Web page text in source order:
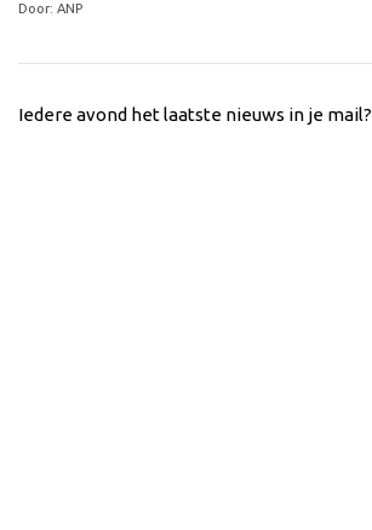
Door: ANP
Iedere avond het laatste nieuws in je mail?